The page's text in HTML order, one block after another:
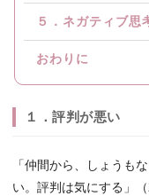
５．ネガティブ思
おわりに
１．評判が悪い
「仲間から、しょうも
い。評判は気にする」（